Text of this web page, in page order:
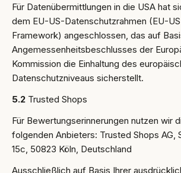
Für Datenübermittlungen in die USA hat
dem EU-US-Datenschutzrahmen (EU-
Framework) angeschlossen, das auf
Angemessenheitsbeschlusses der
Kommission die Einhaltung des
Datenschutzniveaus sicherstellt.
5.2 Trusted Shops
Für Bewertungserinnerungen nutzen wir
folgenden Anbieters: Trusted Shops AG,
15c, 50823 Köln, Deutschland
Ausschließlich auf Basis Ihrer